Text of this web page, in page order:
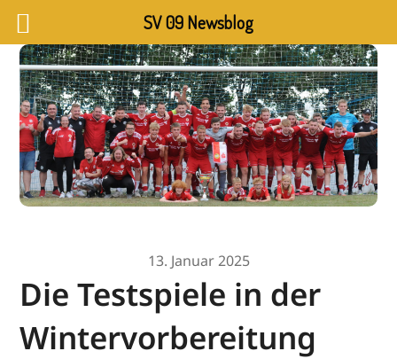
13. Januar 2025
Die Testspiele in der
Wintervorbereitung
SV 09 Newsblog